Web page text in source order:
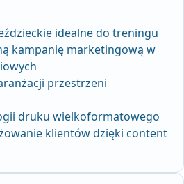
idealne do treningu
kampanię marketingową w
przestrzeni
druku wielkoformatowego
klientów dzięki content